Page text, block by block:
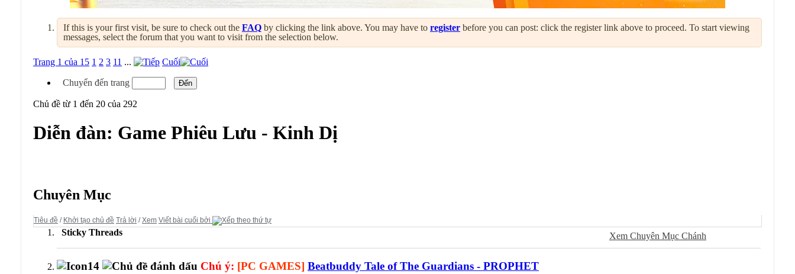
If this is your first visit, be sure to check out the FAQ by clicking the link above. You may have to register before you can post: click the register link above to proceed. To start viewing
messages, select the forum that you want to visit from the selection below.
Trang 1 của 15 1 2 3 11 ... Cuối
Chuyển đến trang
Chủ đề từ 1 đến 20 của 292
Diễn đàn: Game Phiêu Lưu - Kinh Dị
Ðánh Dấu Ðã Ðọc
Xem Chuyên Mục Chánh
Chuyên Mục
Tiêu đề / Khởi tạo chủ đề Trả lời /Xem Viết bài cuối bởi
Sticky Threads
Chú ý: [PC GAMES] Beatbuddy Tale of The Guardians - PROPHET